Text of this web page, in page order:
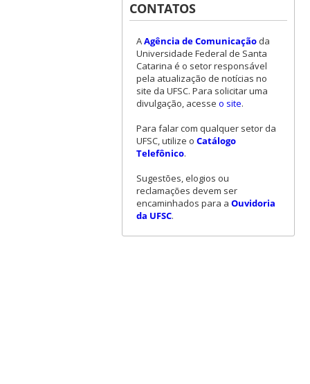
CONTATOS
AAgência de Comunicaçãoda
Universidade Federal de Santa
Catarina é o setor responsável
pela atualização de notícias no
site da UFSC. Para solicitar uma
divulgação, acesse o site.
Para falar com qualquer setor da
UFSC, utilize o Catálogo
Telefônico.
Sugestões, elogios ou
reclamações devem ser
encaminhados para a Ouvidoria
da UFSC.